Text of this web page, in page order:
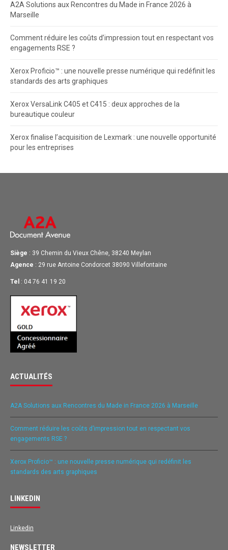
A2A Solutions aux Rencontres du Made in France 2026 à
Marseille
Comment réduire les coûts d’impression tout en respectant vos
engagements RSE ?
Xerox Proficio™ : une nouvelle presse numérique qui redéfinit les
standards des arts graphiques
Xerox VersaLink C405 et C415 : deux approches de la
bureautique couleur
Xerox finalise l’acquisition de Lexmark : une nouvelle opportunité
pour les entreprises
Siège : 39 Chemin du Vieux Chêne, 38240 Meylan
Agence : 29 rue Antoine Condorcet 38090 Villefontaine
Tel : 04 76 41 19 20
ACTUALITÉS
A2A Solutions aux Rencontres du Made in France 2026 à Marseille
Comment réduire les coûts d’impression tout en respectant vos
engagements RSE ?
Xerox Proficio™ : une nouvelle presse numérique qui redéfinit les
standards des arts graphiques
LINKEDIN
Linkedin
NEWSLETTER